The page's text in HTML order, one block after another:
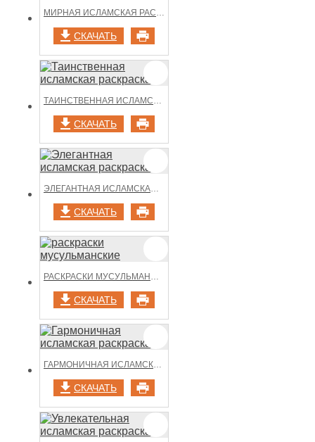
МИРНАЯ ИСЛАМСКАЯ РАСКРАСКА
СКАЧАТЬ
ТАИНСТВЕННАЯ ИСЛАМСКАЯ РАСКРАСКА
СКАЧАТЬ
ЭЛЕГАНТНАЯ ИСЛАМСКАЯ РАСКРАСКА
СКАЧАТЬ
РАСКРАСКИ МУСУЛЬМАНСКИЕ
СКАЧАТЬ
ГАРМОНИЧНАЯ ИСЛАМСКАЯ РАСКРАСКА
СКАЧАТЬ